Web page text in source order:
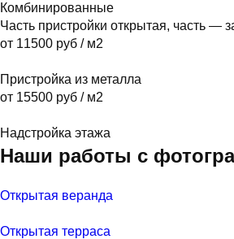
Комбиниро­ванные
Часть пристройки открытая, часть —
от 11500 руб / м2
Пристройка из металла
от 15500 руб / м2
Надстройка этажа
Наши работы с
Открытая веранда
Открытая терраса